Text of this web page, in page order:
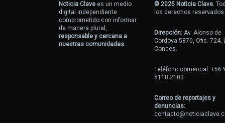
Noticia Clave es un medio
digital independiente
comprometido con informar
de manera plural,
responsable y cercana a
nuestras comunidades.
© 2025 Noticia Clave.
los derechos reservados.
Dirección: Av. Alonso de
Cordova 5870, Ofic. 724,
Condes.
Teléfono comercial: +56
5118 2103
Correo de reportajes y
denuncias: